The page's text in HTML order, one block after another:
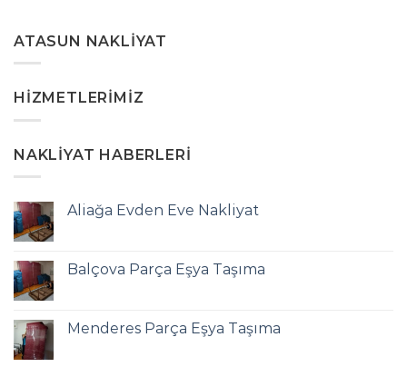
ATASUN NAKLIYAT
HIZMETLERIMIZ
NAKLIYAT HABERLERI
Aliağa Evden Eve Nakliyat
Balçova Parça Eşya Taşıma
Menderes Parça Eşya Taşıma